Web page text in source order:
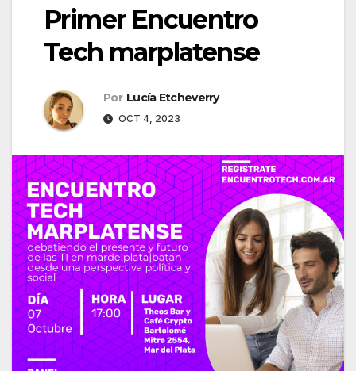
Primer Encuentro
Tech marplatense
Por Lucía Etcheverry
OCT 4, 2023